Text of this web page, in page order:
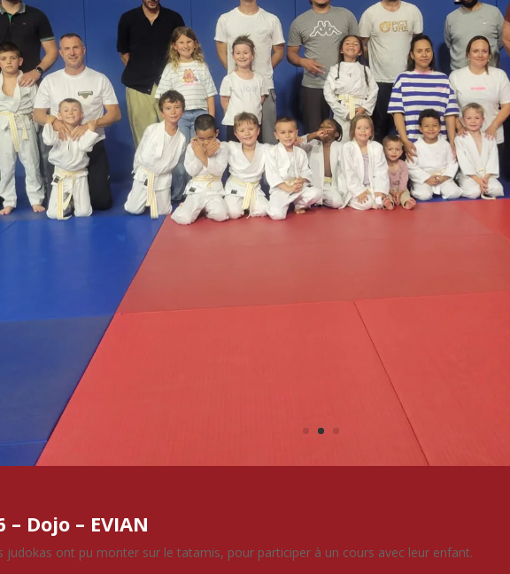
Dojo – EVIAN
judokas ont pu monter sur le tatamis, pour participer à un cours avec leur enfant.